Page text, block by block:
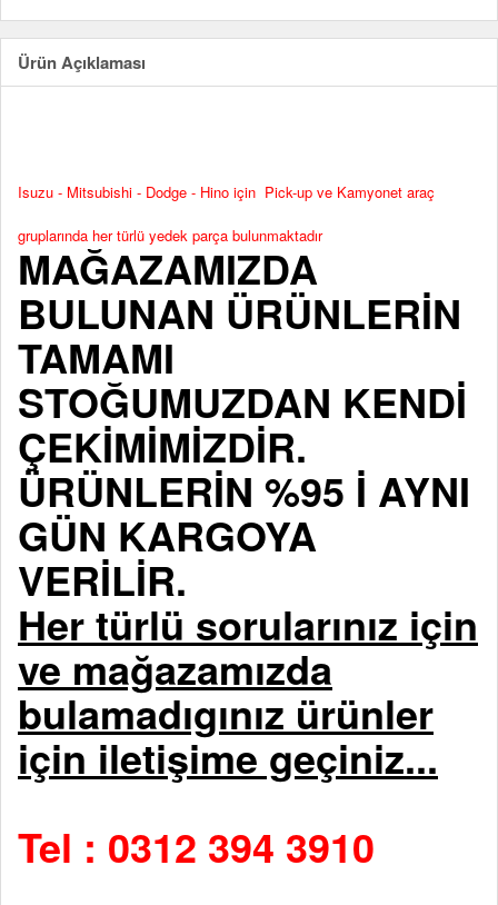
Ürün Açıklaması
Isuzu - Mitsubishi - Dodge - Hino için Pick-up ve Kamyonet araç
gruplarında her türlü yedek parça bulunmaktadır
MAĞAZAMIZDA
BULUNAN ÜRÜNLERİN
TAMAMI
STOĞUMUZDAN KENDİ
ÇEKİMİMİZDİR.
ÜRÜNLERİN %95 İ AYNI
GÜN KARGOYA
VERİLİR.
Her türlü sorularınız için
ve mağazamızda
bulamadıgınız ürünler
için iletişime geçiniz...
Tel : 0312 394 3910